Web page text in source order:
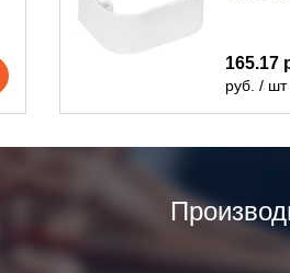
165.17
руб. / шт